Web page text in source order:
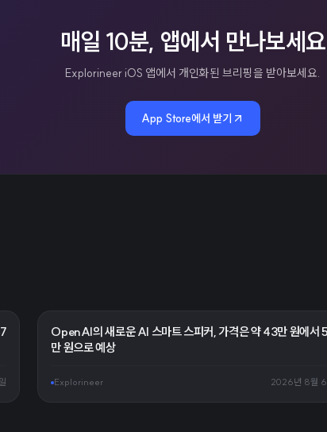
매일 10분, 앱에서 만나보세요
Explorineer iOS 앱에서 개인화된 브리핑을 받아보세요.
App Store에서 받기
OpenAI의 새로운 AI 스마트 스피커, 가격은 약 43만 원에서
만 원으로 예상
Explorineer 2026년 8월 6